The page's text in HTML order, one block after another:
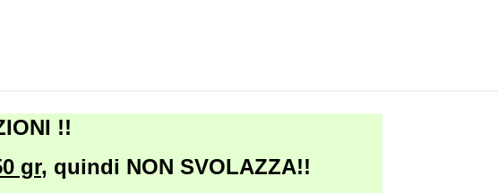
!!
gr, quindi NON SVOLAZZA!!